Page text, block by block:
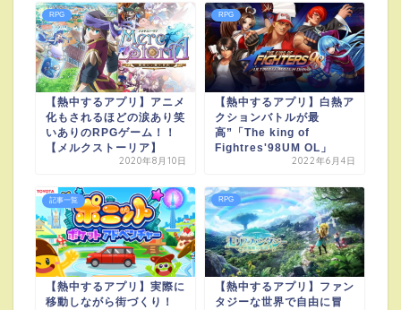
RPG
【熱中するアプリ】アニメ
化もされるほどの涙あり笑
いありのRPGゲーム！！
【メルクストーリア】
2020年8月10日
RPG
【熱中するアプリ】白熱ア
クションバトルが最
高”「The king of
Fightres'98UM OL」
2022年6月4日
記事一覧
【熱中するアプリ】実際に
移動しながら街づくり！
RPG
【熱中するアプリ】ファン
タジーな世界で自由に冒